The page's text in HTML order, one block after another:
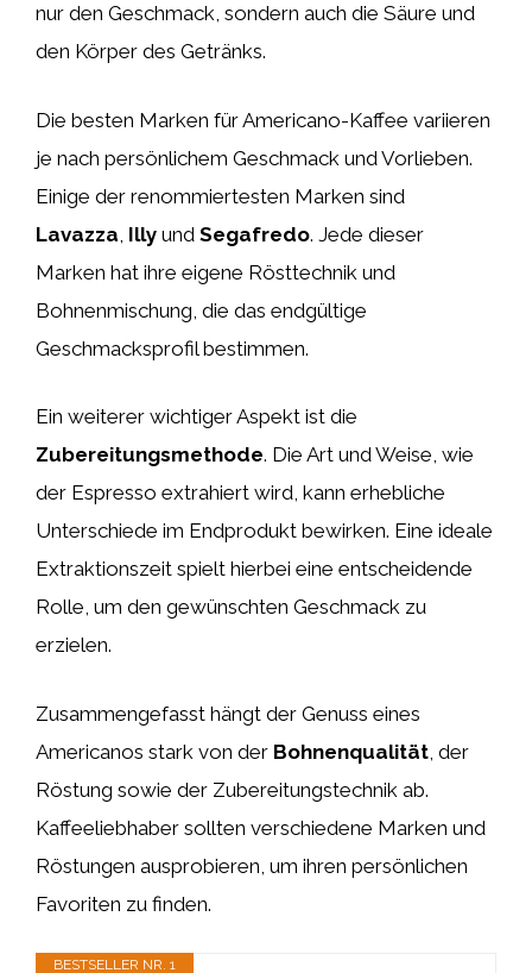
nur den Geschmack, sondern auch die Säure und
den Körper des Getränks.
Die besten Marken für Americano-Kaffee variieren
je nach persönlichem Geschmack und Vorlieben.
Einige der renommiertesten Marken sind
Lavazza Illy und Segafredo. Jede dieser
Marken hat ihre eigene Rösttechnik und
Bohnenmischung, die das endgültige
Geschmacksprofil bestimmen.
Ein weiterer wichtiger Aspekt ist die
Zubereitungsmethode. Die Art und Weise, wie
der Espresso extrahiert wird, kann erhebliche
Unterschiede im Endprodukt bewirken. Eine ideale
Extraktionszeit spielt hierbei eine entscheidende
Rolle, um den gewünschten Geschmack zu
erzielen.
Zusammengefasst hängt der Genuss eines
Americanos stark von der Bohnenqualität , der
Röstung sowie der Zubereitungstechnik ab.
Kaffeeliebhaber sollten verschiedene Marken und
Röstungen ausprobieren, um ihren persönlichen
Favoriten zu finden.
BESTSELLER NR. 1